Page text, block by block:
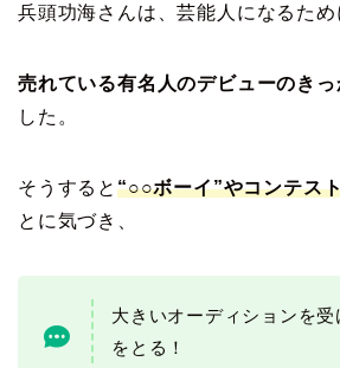
兵頭功海さんは、芸能人になるため
売れている有名人のデビューのきっ
した。
そうすると “○○ボーイ”やコンテス
とに気づき、
大きいオーディションを受
をとる！